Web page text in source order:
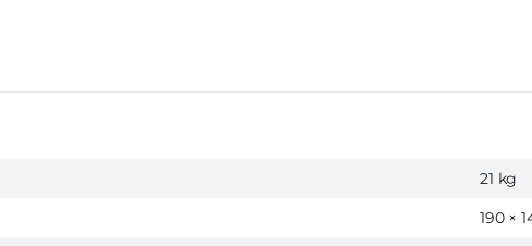
21 kg
190 ×